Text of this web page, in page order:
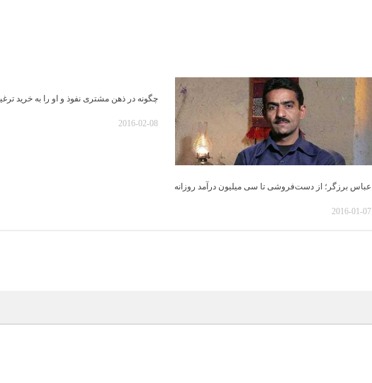
عباس برزگر؛ از دست‌فروشی تا سی میلیون درآمد روزانه
2016-01-07
چگونه در ذهن مشتری نفوذ و او را به خرید
2016-02-08